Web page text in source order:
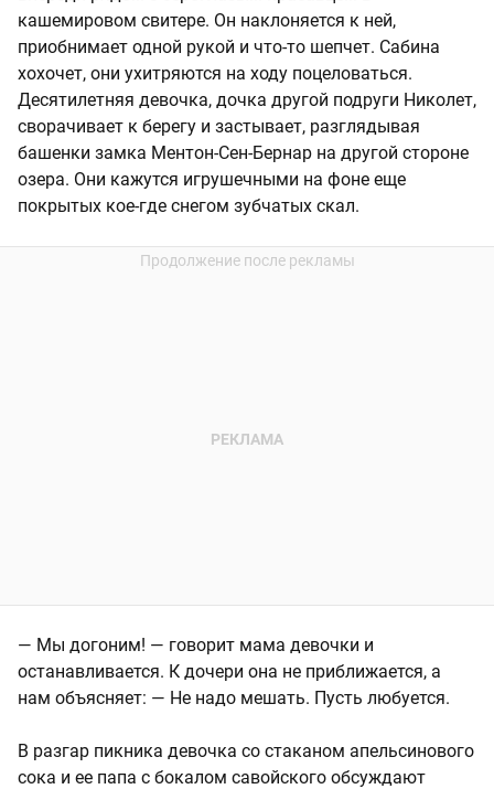
кашемировом свитере. Он наклоняется к ней,
приобнимает одной рукой и что-то шепчет. Сабина
хохочет, они ухитряются на ходу поцеловаться.
Десятилетняя девочка, дочка другой подруги Николет,
сворачивает к берегу и застывает, разглядывая
башенки замка Ментон-Сен-Бернар на другой стороне
озера. Они кажутся игрушечными на фоне еще
покрытых кое-где снегом зубчатых скал.
— Мы догоним! — говорит мама девочки и
останавливается. К дочери она не приближается, а
нам объясняет: — Не надо мешать. Пусть любуется.
В разгар пикника девочка со стаканом апельсинового
сока и ее папа с бокалом савойского обсуждают